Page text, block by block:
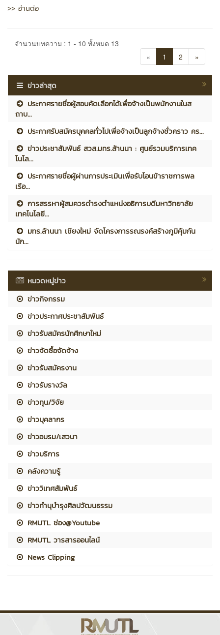
>> อ่านต่อ
จำนวนบทความ : 1 - 10 ทั้งหมด 13
«
1 2 »
ข่าวล่าสุด
ประกาศรายชื่อผู้สอบคัดเลือกได้เพื่อจ้างเป็นพนักงานในส
ถาบ...
ประกาศรับสมัครบุคคลทั่วไปเพื่อจ้างเป็นลูกจ้างชั่วคราว คร...
ข่าวประชาสัมพันธ์ สวส.มทร.ล้านนา : ศูนย์รวมบริการเทค
โนโล...
ประกาศรายชื่อผู้ผ่านการประเมินเพื่อรับโอนข้าราชการพล
เรือ...
การสรรหาผู้สมควรดำรงตำแหน่งอธิการบดีมหาวิทยาลัย
เทคโนโลยี...
มทร.ล้านนา เชียงใหม่ จัดโครงการรณรงค์สร้างภูมิคุ้มกัน
นัก...
หมวดหมู่ข่าว
ข่าวกิจกรรม
ข่าวประกาศประชาสัมพันธ์
ข่าวรับสมัครนักศึกษาใหม่
ข่าวจัดซื้อจัดจ้าง
ข่าวรับสมัครงาน
ข่าวรับรางวัล
ข่าวทุน/วิจัย
ข่าวบุคลากร
ข่าวอบรม/เสวนา
ข่าวบริการ
คลังความรู้
ข่าววิเทศสัมพันธ์
ข่าวทำนุบำรุงศิลปวัฒนธรรม
RMUTL ช่อง@Youtube
RMUTL วารสารออนไลน์
News Clipping